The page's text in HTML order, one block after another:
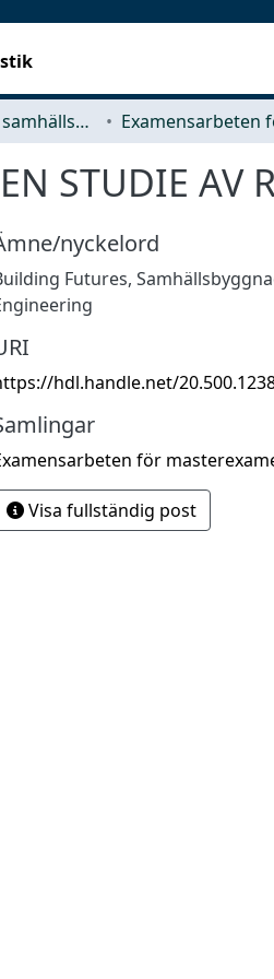
Arkitektur och samhällsbyggnadsteknik (ACE)
STUDIE AV
nyckelord
Futures,
hdl.handle.net/
för
Visa fullständig post